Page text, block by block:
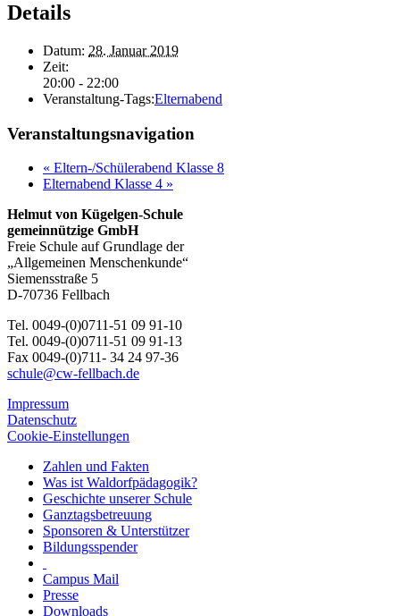
Details
Datum: 28. Januar 2019
Zeit:
20:00 - 22:00
Veranstaltung-Tags:Elternabend
Veranstaltungsnavigation
« Eltern-/Schülerabend Klasse 8
Elternabend Klasse 4 »
Helmut von Kügelgen-Schule
gemeinnützige GmbH
Freie Schule auf Grundlage der
„Allgemeinen Menschenkunde“
Siemensstraße 5
D-70736 Fellbach
Tel. 0049-(0)0711-51 09 91-10
Tel. 0049-(0)0711-51 09 91-13
Fax 0049-(0)711- 34 24 97-36
schule@cw-fellbach.de
Impressum
Datenschutz
Cookie-Einstellungen
Zahlen und Fakten
Was ist Waldorfpädagogik?
Geschichte unserer Schule
Ganztagsbetreuung
Sponsoren & Unterstützer
Bildungsspender
Campus Mail
Presse
Downloads